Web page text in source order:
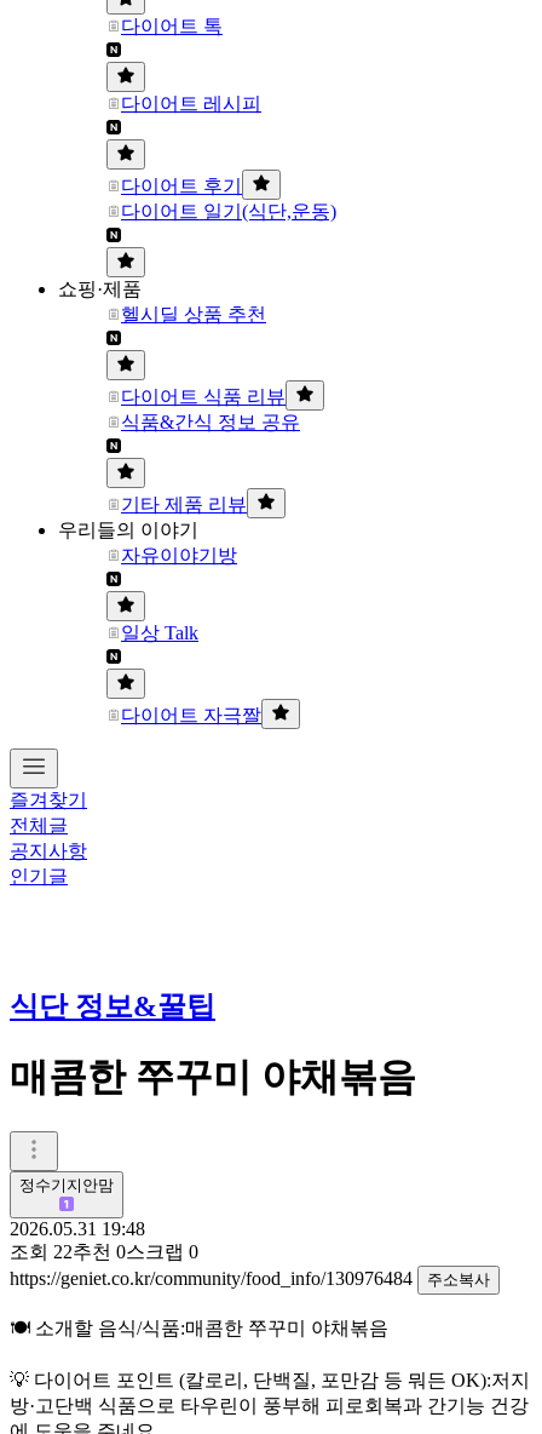
다이어트 톡
다이어트 레시피
다이어트 후기
다이어트 일기(식단,운동)
쇼핑·제품
헬시딜 상품 추천
다이어트 식품 리뷰
식품&간식 정보 공유
기타 제품 리뷰
우리들의 이야기
자유이야기방
일상 Talk
다이어트 자극짤
즐겨찾기
전체글
공지사항
인기글
식단 정보&꿀팁
매콤한 쭈꾸미 야채볶음
정수기지안맘
2026.05.31 19:48
조회 22추천 0스크랩 0
https://geniet.co.kr/community/food_info/130976484
주소복사
🍽️ 소개할 음식/식품:매콤한 쭈꾸미 야채볶음
💡 다이어트 포인트 (칼로리, 단백질, 포만감 등 뭐든 OK):저지
방·고단백 식품으로 타우린이 풍부해 피로회복과 간기능 건강